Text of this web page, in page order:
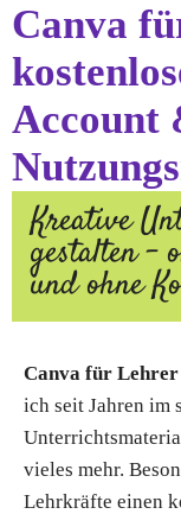
Canva
Account
Kreative
gestalten –
und ohne
Canva für Lehrer
ich seit Jahren im
vieles mehr.
Lehrkräfte einen